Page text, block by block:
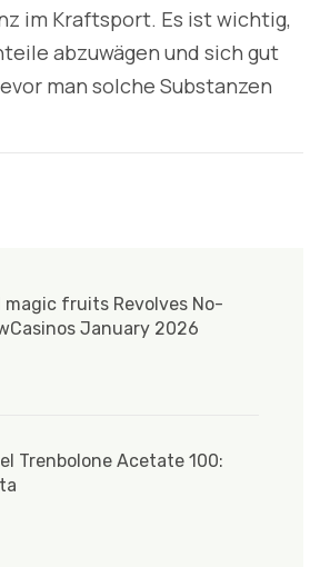
im Kraftsport. Es ist wichtig,
abzuwägen und sich gut
man solche Substanzen
magic fruits Revolves No-
January 2026
Trenbolone Acetate 100: